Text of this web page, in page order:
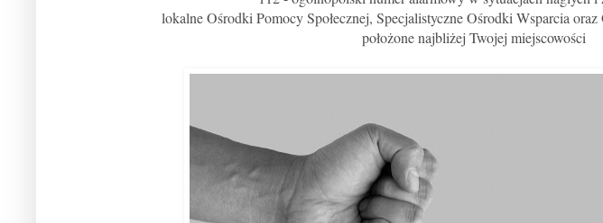
lokalne Ośrodki Pomocy Społecznej, Specjalistyczne Ośrodki Wsparcia
położone najbliżej Twojej miejscowości